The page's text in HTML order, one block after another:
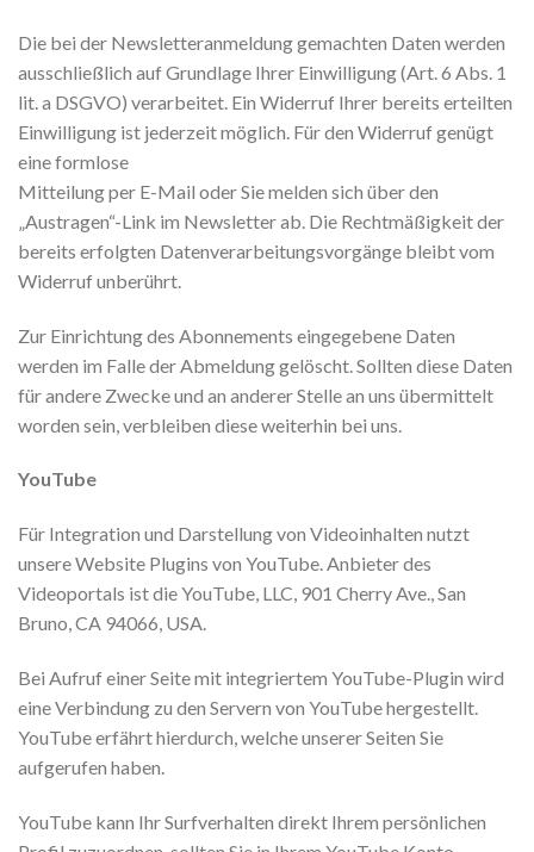
Die bei der Newsletteranmeldung gemachten Daten werden
ausschließlich auf Grundlage Ihrer Einwilligung (Art. 6 Abs. 1
lit. a DSGVO) verarbeitet. Ein Widerruf Ihrer bereits erteilten
Einwilligung ist jederzeit möglich. Für den Widerruf genügt
eine formlose
Mitteilung per E-Mail oder Sie melden sich über den
„Austragen“-Link im Newsletter ab. Die Rechtmäßigkeit der
bereits erfolgten Datenverarbeitungsvorgänge bleibt vom
Widerruf unberührt.
Zur Einrichtung des Abonnements eingegebene Daten
werden im Falle der Abmeldung gelöscht. Sollten diese Daten
für andere Zwecke und an anderer Stelle an uns übermittelt
worden sein, verbleiben diese weiterhin bei uns.
YouTube
Für Integration und Darstellung von Videoinhalten nutzt
unsere Website Plugins von YouTube. Anbieter des
Videoportals ist die YouTube, LLC, 901 Cherry Ave., San
Bruno, CA 94066, USA.
Bei Aufruf einer Seite mit integriertem YouTube-Plugin wird
eine Verbindung zu den Servern von YouTube hergestellt.
YouTube erfährt hierdurch, welche unserer Seiten Sie
aufgerufen haben.
YouTube kann Ihr Surfverhalten direkt Ihrem persönlichen